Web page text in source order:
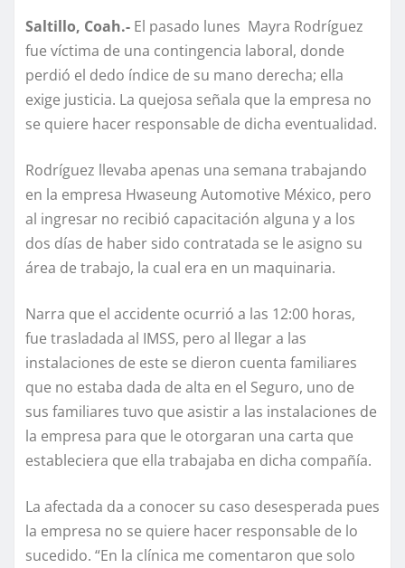
Saltillo, Coah.- El pasado lunes Mayra Rodríguez
fue víctima de una contingencia laboral, donde
perdió el dedo índice de su mano derecha; ella
exige justicia. La quejosa señala que la empresa no
se quiere hacer responsable de dicha eventualidad.
Rodríguez llevaba apenas una semana trabajando
en la empresa Hwaseung Automotive México, pero
al ingresar no recibió capacitación alguna y a los
dos días de haber sido contratada se le asigno su
área de trabajo, la cual era en un maquinaria.
Narra que el accidente ocurrió a las 12:00 horas,
fue trasladada al IMSS, pero al llegar a las
instalaciones de este se dieron cuenta familiares
que no estaba dada de alta en el Seguro, uno de
sus familiares tuvo que asistir a las instalaciones de
la empresa para que le otorgaran una carta que
estableciera que ella trabajaba en dicha compañía.
La afectada da a conocer su caso desesperada pues
la empresa no se quiere hacer responsable de lo
sucedido. “En la clínica me comentaron que solo